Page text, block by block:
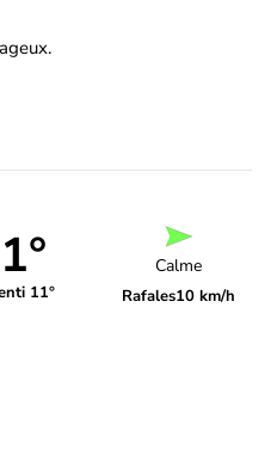
11°
Calme
Rafales10 km/h